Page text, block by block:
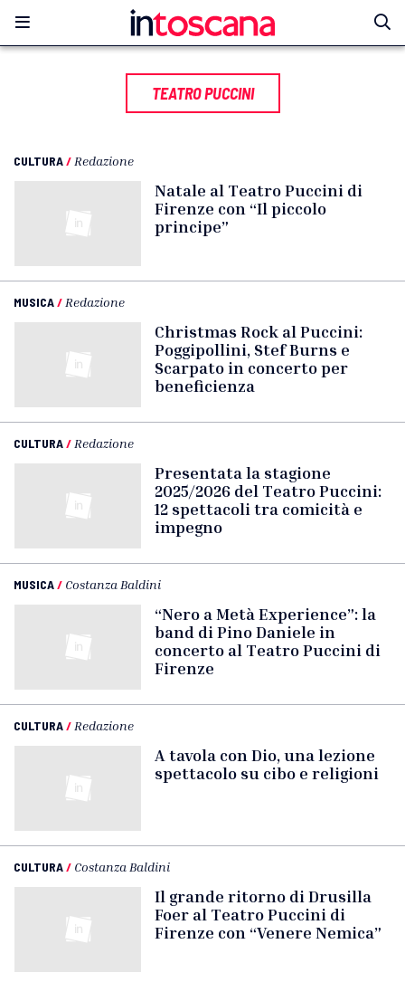
TEATRO PUCCINI
CULTURA/ Redazione
Natale al Teatro Puccini di
Firenze con “Il piccolo
principe”
MUSICA/ Redazione
Christmas Rock al Puccini:
Poggipollini, Stef Burns e
Scarpato in concerto per
beneficienza
CULTURA/ Redazione
Presentata la stagione
2025/2026 del Teatro Puccini:
12 spettacoli tra comicità e
impegno
MUSICA/ Costanza Baldini
“Nero a Metà Experience”: la
band di Pino Daniele in
concerto al Teatro Puccini di
Firenze
CULTURA/ Redazione
A tavola con Dio, una lezione
spettacolo su cibo e religioni
CULTURA/ Costanza Baldini
Il grande ritorno di Drusilla
Foer al Teatro Puccini di
Firenze con “Venere Nemica”